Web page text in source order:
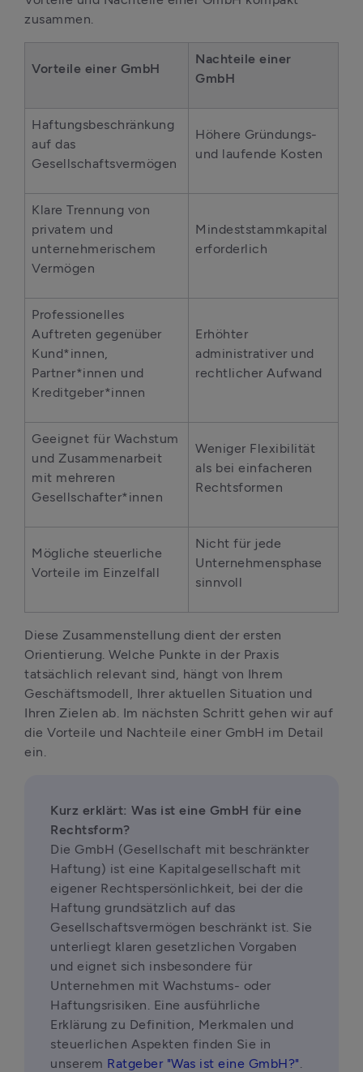
zusammen.
Vorteile einer GmbH
Nachteile einer
GmbH
Haftungsbeschränkung
auf das
Gesellschaftsvermögen
Höhere Gründungs-
und laufende Kosten
Klare Trennung von
privatem und
unternehmerischem
Vermögen
Mindeststammkapital
erforderlich
Professionelles
Auftreten gegenüber
Kund*innen,
Partner*innen und
Kreditgeber*innen
Erhöhter
administrativer und
rechtlicher Aufwand
Geeignet für Wachstum
und Zusammenarbeit
mit mehreren
Gesellschafter*innen
Weniger Flexibilität
als bei einfacheren
Rechtsformen
Mögliche steuerliche
Vorteile im Einzelfall
Nicht für jede
Unternehmensphase
sinnvoll
Diese Zusammenstellung dient der ersten
Orientierung. Welche Punkte in der Praxis
tatsächlich relevant sind, hängt von Ihrem
Geschäftsmodell, Ihrer aktuellen Situation und
Ihren Zielen ab. Im nächsten Schritt gehen wir auf
die Vorteile und Nachteile einer GmbH im Detail
ein.
Kurz erklärt: Was ist eine GmbH für eine
Rechtsform?
Die GmbH (Gesellschaft mit beschränkter
Haftung) ist eine Kapitalgesellschaft mit
eigener Rechtspersönlichkeit, bei der die
Haftung grundsätzlich auf das
Gesellschaftsvermögen beschränkt ist. Sie
unterliegt klaren gesetzlichen Vorgaben
und eignet sich insbesondere für
Unternehmen mit Wachstums- oder
Haftungsrisiken. Eine ausführliche
Erklärung zu Definition, Merkmalen und
steuerlichen Aspekten finden Sie in
unserem Ratgeber "Was ist eine GmbH?".